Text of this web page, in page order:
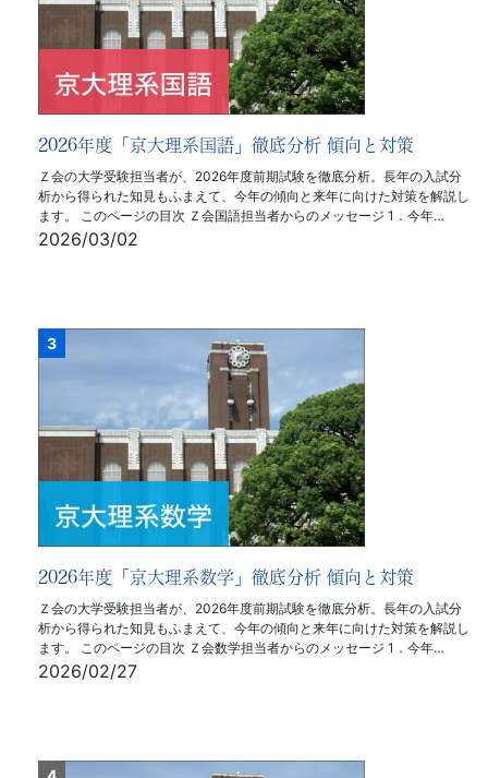
2026年度「京大理系国語」徹底分析 傾向と対策
Ｚ会の大学受験担当者が、2026年度前期試験を徹底分析。長年の入試分
析から得られた知見もふまえて、今年の傾向と来年に向けた対策を解説し
ます。 このページの目次 Ｚ会国語担当者からのメッセージ 1．今年…
2026/03/02
2026年度「京大理系数学」徹底分析 傾向と対策
Ｚ会の大学受験担当者が、2026年度前期試験を徹底分析。長年の入試分
析から得られた知見もふまえて、今年の傾向と来年に向けた対策を解説し
ます。 このページの目次 Ｚ会数学担当者からのメッセージ 1．今年…
2026/02/27